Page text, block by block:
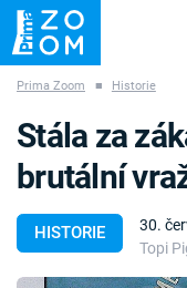
ZÁHADY VETŘELCI
Prima Zoom ■ Historie
HISTORIE
30.
Topi
Stála za
brutální